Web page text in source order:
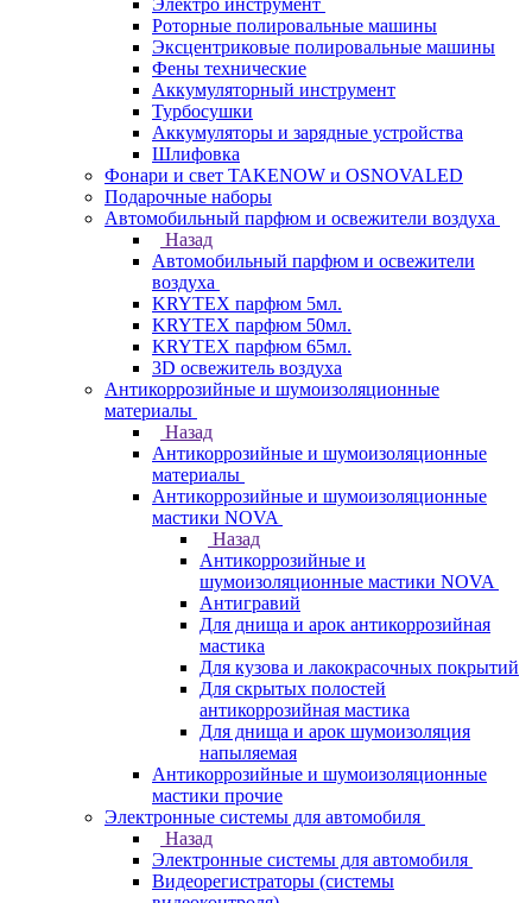
Электро инструмент
Роторные полировальные машины
Эксцентриковые полировальные машины
Фены технические
Аккумуляторный инструмент
Турбосушки
Аккумуляторы и зарядные устройства
Шлифовка
Фонари и свет TAKENOW и OSNOVALED
Подарочные наборы
Автомобильный парфюм и освежители воздуха
Назад
Автомобильный парфюм и освежители
воздуха
KRYTEX парфюм 5мл.
KRYTEX парфюм 50мл.
KRYTEX парфюм 65мл.
3D освежитель воздуха
Антикоррозийные и шумоизоляционные
материалы
Назад
Антикоррозийные и шумоизоляционные
материалы
Антикоррозийные и шумоизоляционные
мастики NOVA
Назад
Антикоррозийные и
шумоизоляционные мастики NOVA
Антигравий
Для днища и арок антикоррозийная
мастика
Для кузова и лакокрасочных покрытий
Для скрытых полостей
антикоррозийная мастика
Для днища и арок шумоизоляция
напыляемая
Антикоррозийные и шумоизоляционные
мастики прочие
Электронные системы для автомобиля
Назад
Электронные системы для автомобиля
Видеорегистраторы (системы